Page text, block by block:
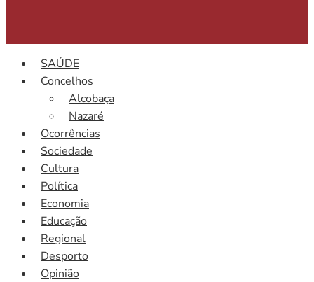
SAÚDE
Concelhos
Alcobaça
Nazaré
Ocorrências
Sociedade
Cultura
Política
Economia
Educação
Regional
Desporto
Opinião